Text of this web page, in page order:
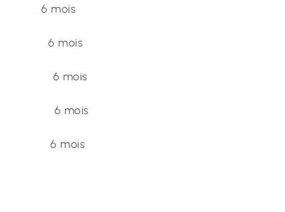
6 mois
6 mois
6 mois
6 mois
6 mois